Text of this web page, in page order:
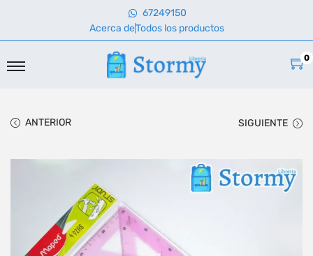
67249150
Acerca deTodos los productos
0
ANTERIOR SIGUIENTE